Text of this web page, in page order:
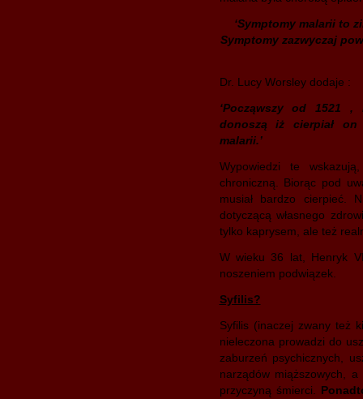
‘Symptomy malarii to
Symptomy zazwyczaj
Dr. Lucy Worsley dodaje :
‘Począwszy od 1521
donoszą iż cierpiał
malarii.’
Wypowiedzi te
chroniczną. Biorąc pod
musiał bardzo cierpieć.
dotyczącą własnego
tylko kaprysem, ale też
W wieku 36 lat, Henryk
noszeniem podwiązek.
Syfilis?
Syfilis (inaczej zwany też
nieleczona prowadzi do
zaburzeń psychicznych,
narządów miąższowych,
przyczyną śmierci.